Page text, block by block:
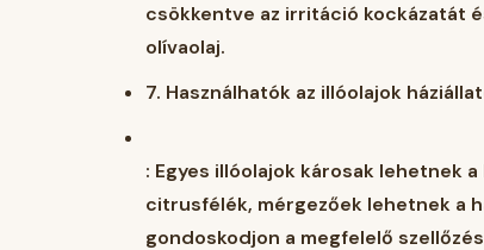
csökkentve az irritáció kockázatát
olívaolaj.
7. Használhatók az illóolajok
: Egyes illóolajok károsak lehetnek
citrusfélék, mérgezőek lehetnek a
gondoskodjon a megfelelő